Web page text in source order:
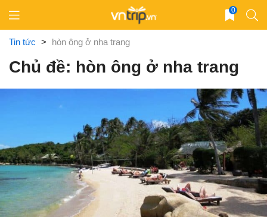
content
0
Tin tức > hòn ông ở nha trang
Chủ đề: hòn ông ở nha trang